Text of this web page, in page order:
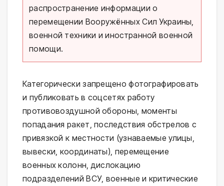
распространение информации о
перемещении Вооружённых Сил Украины,
военной техники и иностранной военной
помощи.
Категорически запрещено фотографировать
и публиковать в соцсетях работу
противовоздушной обороны, моменты
попадания ракет, последствия обстрелов с
привязкой к местности (узнаваемые улицы,
вывески, координаты), перемещение
военных колонн, дислокацию
подразделений ВСУ, военные и критические